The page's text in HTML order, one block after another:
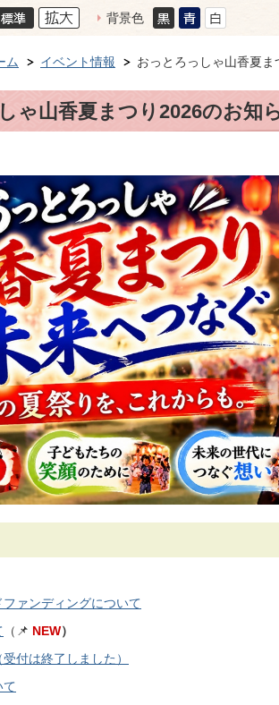
背景色
ム イベント情報 おっとろっしゃ山香夏
ゃ山香夏まつり2026のお知
ァンディングについて
（📌 NEW）
付は終了しました）
て